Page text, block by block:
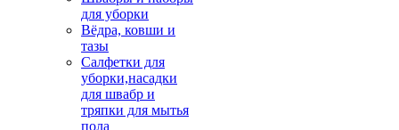
для уборки
Вёдра, ковши и
тазы
Салфетки для
уборки,насадки
для швабр и
тряпки для мытья
пола